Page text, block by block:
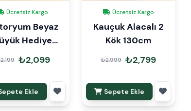
Ücretsiz Kargo
Beyaz
Hediye
Paketli
₺2,099
Ekle
Ücretsiz Kargo
Kauçuk Alacalı 2
Kök 130cm
₺2,999 ₺2,799
Sepete Ekle